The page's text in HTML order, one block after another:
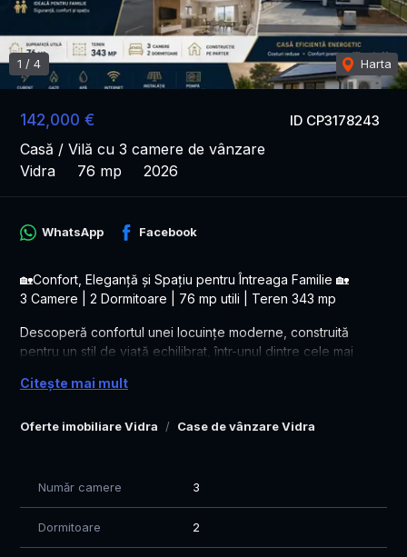
ID CP3178243
142,000 €
Casă / Vilă cu 3 camere de vânzare
Vidra
76 mp 2026
1 / 4 Harta
Oferte imobiliare Vidra Case de vânzare Vidra
WhatsApp Facebook
🏡Confort, Eleganță și Spațiu pentru Întreaga Familie 🏡
3 Camere | 2 Dormitoare | 76 mp utili | Teren 343 mp
Descoperă confortul unei locuințe moderne, construită
pentru un stil de viață echilibrat, într-unul dintre cele mai
Mega Parc Berceni.
✨ Această casă pe parter îmbină designul contemporan cu
de 343 mp, ideală pentru relaxare, grătar sau amenajarea
✅ Suprafață utilă: 76 mp
✅ Teren: 343 mp
Citește mai mult
Număr camere 3
Dormitoare 2